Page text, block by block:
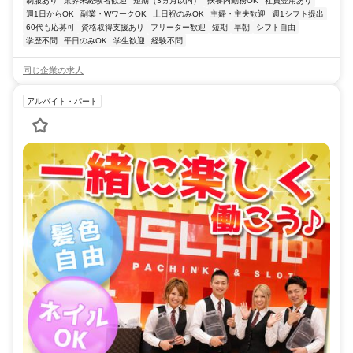
週1日からOK
副業・WワークOK 土日祝のみOK 主婦・主夫歓迎
週1シフト提出
60代も応募可
資格取得支援あり フリーター歓迎 短期 早朝
シフト自由
学歴不問
平日のみOK 学生歓迎 経験不問
同じ企業の求人
アルバイト・パート